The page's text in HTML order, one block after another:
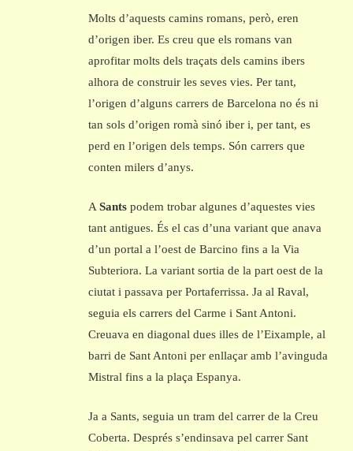
Molts d’aquests camins romans, però, eren
d’origen iber. Es creu que els romans van
aprofitar molts dels traçats dels camins ibers
alhora de construir les seves vies. Per tant,
l’origen d’alguns carrers de Barcelona no és ni
tan sols d’origen romà sinó iber i, per tant, es
perd en l’origen dels temps. Són carrers que
conten milers d’anys.
A Santspodem trobar algunes d’aquestes vies
tant antigues. És el cas d’una variant que anava
d’un portal a l’oest de Barcino fins a la Via
Subteriora. La variant sortia de la part oest de la
ciutat i passava per Portaferrissa. Ja al Raval,
seguia els carrers del Carme i Sant Antoni.
Creuava en diagonal dues illes de l’Eixample, al
barri de Sant Antoni per enllaçar amb l’avinguda
Mistral fins a la plaça Espanya.
Ja a Sants, seguia un tram del carrer de la Creu
Coberta. Després s’endinsava pel carrer Sant